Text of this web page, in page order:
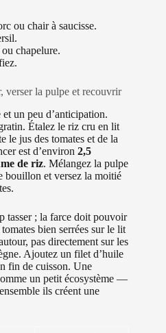
ou chair à saucisse.
chapelure.
la pulpe et recouvrir
un peu d’anticipation.
Étalez le riz cru en lit
le jus des tomates et de la
est d’environ 2,5
de riz. Mélangez la pulpe
bouillon et versez la moitié
tasser ; la farce doit pouvoir
bien serrées sur le lit
pas directement sur les
Ajoutez un filet d’huile
fin de cuisson. Une
un petit écosystème —
ils créent une